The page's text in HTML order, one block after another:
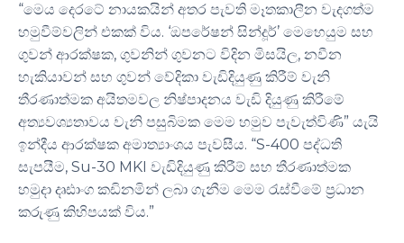
“මෙය දෙරටේ නායකයින් අතර පැවති මෑතකාලීන වැදගත්ම
හමුවීම්වලින් එකක් විය. ‘ඔපරේෂන් සින්දූර්’ මෙහෙයුම සහ
ගුවන් ආරක්ෂක, ගුවනින් ගුවනට විදින මිසයිල, නවීන
හැකියාවන් සහ ගුවන් වේදිකා වැඩිදියුණු කිරීම් වැනි
තීරණාත්මක අයිතමවල නිෂ්පාදනය වැඩි දියුණු කිරීමේ
අත්‍යවශ්‍යතාවය වැනි පසුබිමක මෙම හමුව පැවැත්විණි” යැයි
ඉන්දීය ආරක්ෂක අමාත්‍යාංශය පැවසීය. “S-400 පද්ධති
සැපයීම, Su-30 MKI වැඩිදියුණු කිරීම් සහ තීරණාත්මක
හමුදා දෘඪාංග කඩිනමින් ලබා ගැනීම මෙම රැස්වීමේ ප්‍රධාන
කරුණු කිහිපයක් විය.”